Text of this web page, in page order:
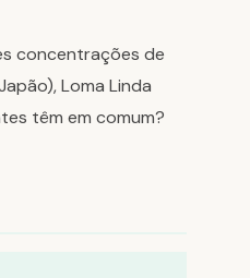
concentrações de
Loma Linda
têm em comum?